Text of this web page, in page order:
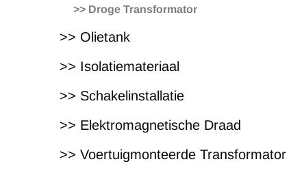
>> Droge Transformator
>> Olietank
>> Isolatiemateriaal
>> Schakelinstallatie
>> Elektromagnetische Draad
>> Voertuigmonteerde Transformator